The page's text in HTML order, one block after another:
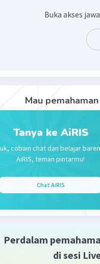
Gunakan rumus daya =
Buka akses
Mau
Tanya ke AiRIS
cobain chat dan belajar
AiRIS, teman pintarmu!
Chat AiRIS
Perdalam
di sesi